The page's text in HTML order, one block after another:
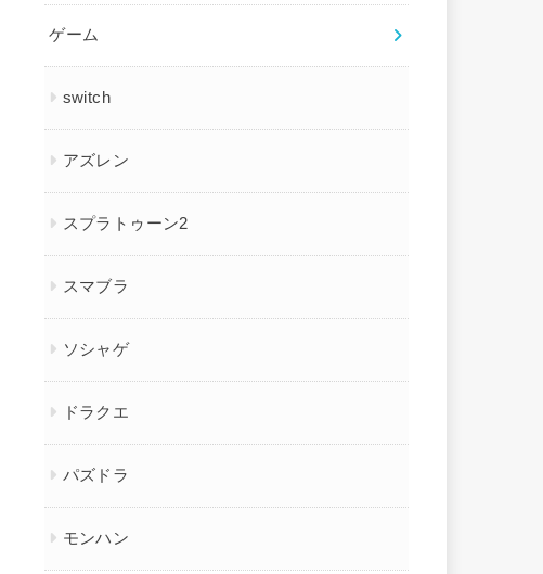
ゲーム
switch
アズレン
スプラトゥーン2
スマブラ
ソシャゲ
ドラクエ
パズドラ
モンハン